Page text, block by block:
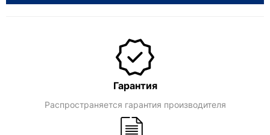
Гарантия
Распространяется гарантия производителя